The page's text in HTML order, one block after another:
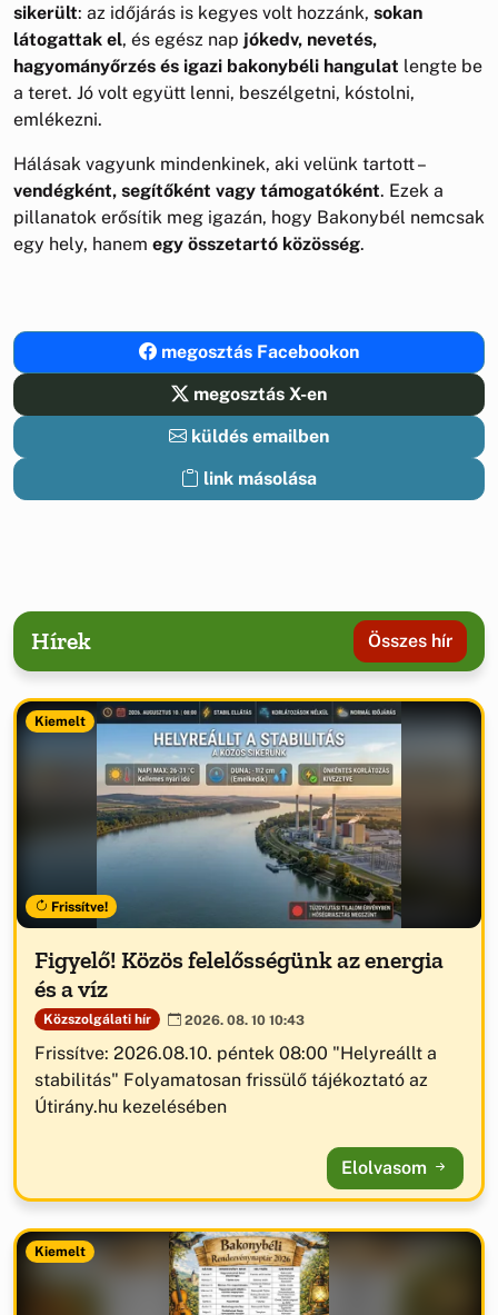
sikerült: az időjárás is kegyes volt hozzánk, sokan
látogattak el, és egész nap jókedv, nevetés,
hagyományőrzés és igazi bakonybéli hangulat lengte be
a teret. Jó volt együtt lenni, beszélgetni, kóstolni,
emlékezni.
Hálásak vagyunk mindenkinek, aki velünk tartott –
vendégként, segítőként vagy támogatóként. Ezek a
pillanatok erősítik meg igazán, hogy Bakonybél nemcsak
egy hely, hanem egy összetartó közösség.
megosztás Facebookon
megosztás X-en
küldés emailben
link másolása
Hírek Összes hír
Kiemelt
Frissítve!
Figyelő! Közös felelősségünk az energia
és a víz
Közszolgálati hír 2026. 08. 10 10:43
Frissítve: 2026.08.10. péntek 08:00 "Helyreállt a
stabilitás" Folyamatosan frissülő tájékoztató az
Útirány.hu kezelésében
Elolvasom
Kiemelt